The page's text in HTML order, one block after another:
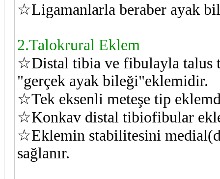
☆Ligamanlarla beraber ayak
2.Talokrural Eklem
☆Distal tibia ve fibulayla talus
"gerçek ayak bileği"eklemidir.
☆Tek eksenli meteşe tip
☆Konkav distal tibiofibular
☆Eklemin stabilitesini
sağlanır.